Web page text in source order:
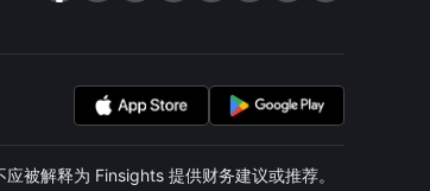
被解释为 Finsights 提供财务建议或推荐。